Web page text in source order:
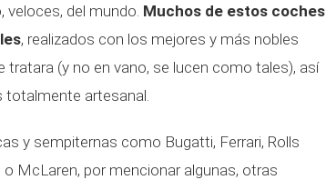
del mundo. Muchos de estos coches
, realizados con los mejores y más nobles
(y no en vano, se lucen como tales), así
artesanal.
y sempiternas como Bugatti, Ferrari, Rolls
McLaren, por mencionar algunas, otras